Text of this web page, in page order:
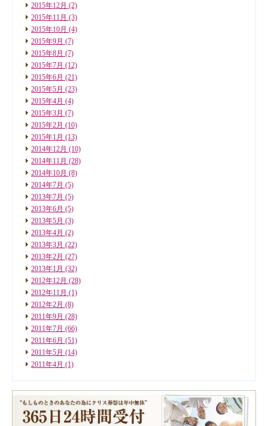
2015年12月 (2)
2015年11月 (3)
2015年10月 (4)
2015年9月 (7)
2015年8月 (7)
2015年7月 (12)
2015年6月 (21)
2015年5月 (23)
2015年4月 (4)
2015年3月 (7)
2015年2月 (10)
2015年1月 (13)
2014年12月 (10)
2014年11月 (28)
2014年10月 (8)
2014年7月 (5)
2013年7月 (5)
2013年6月 (5)
2013年5月 (3)
2013年4月 (2)
2013年3月 (22)
2013年2月 (27)
2013年1月 (32)
2012年12月 (28)
2012年11月 (1)
2012年2月 (8)
2011年9月 (28)
2011年7月 (66)
2011年6月 (51)
2011年5月 (14)
2011年4月 (1)